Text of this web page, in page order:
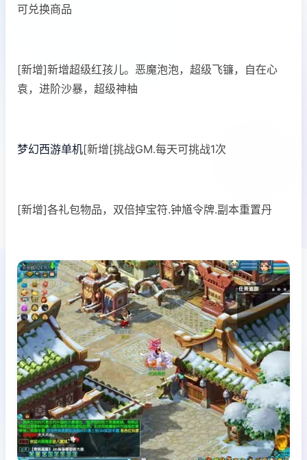
可兑换商品
[新增]新增超级红孩儿。恶魔泡泡，超级飞镰，自在心
袁，进阶沙暴，超级神柚
梦幻西游单机[新增[挑战GM.每天可挑战1次
[新增]各礼包物品，双倍掉宝符.钟馗令牌.副本重置丹